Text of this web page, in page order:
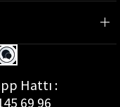
Hattı :
69 96